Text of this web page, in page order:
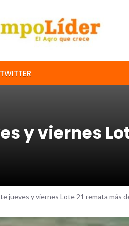
TWITTER
y viernes
jueves y viernes Lote 21 remata más